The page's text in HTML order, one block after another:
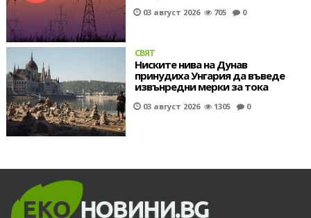
03 август 2026 705 0
СВЯТ
Ниските нива на Дунав
принудиха Унгария да въведе
извънредни мерки за тока
03 август 2026 1305 0